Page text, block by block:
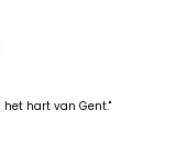
hart van Gent."